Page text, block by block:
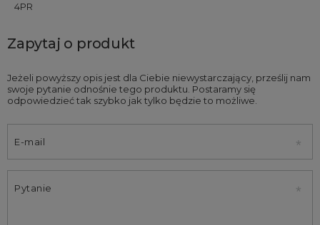
4PR
Zapytaj o produkt
Jeżeli powyższy opis jest dla Ciebie niewystarczający, prześlij nam
swoje pytanie odnośnie tego produktu. Postaramy się
odpowiedzieć tak szybko jak tylko będzie to możliwe.
E-mail
Pytanie